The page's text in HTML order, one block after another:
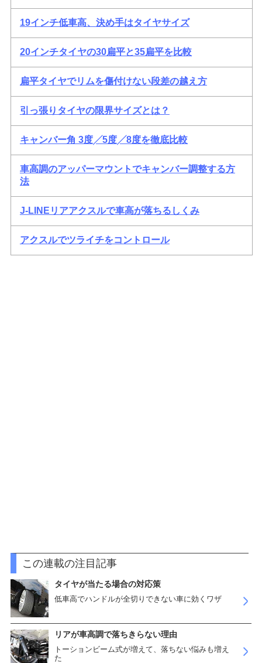
19インチ低車高、決め手はタイヤサイズ
20インチタイヤの30扁平と35扁平を比較
扁平タイヤでリムを傷付けない段差の越え方
引っ張りタイヤの限界サイズとは？
キャンバー角 3度╱5度╱8度を徹底比較
車高調のアッパーマウントでキャンバー調整する方
法
J-LINEリアアクスルで車高が落ちるしくみ
アクスルでツライチをコントロール
この連載の注目記事
タイヤが当たる場合の対応策
低車高でハンドルが全切りできない車に効くワザ
リアが車高調で落ちきらない理由
トーションビーム式が増えて、落ちない悩みも増え
た